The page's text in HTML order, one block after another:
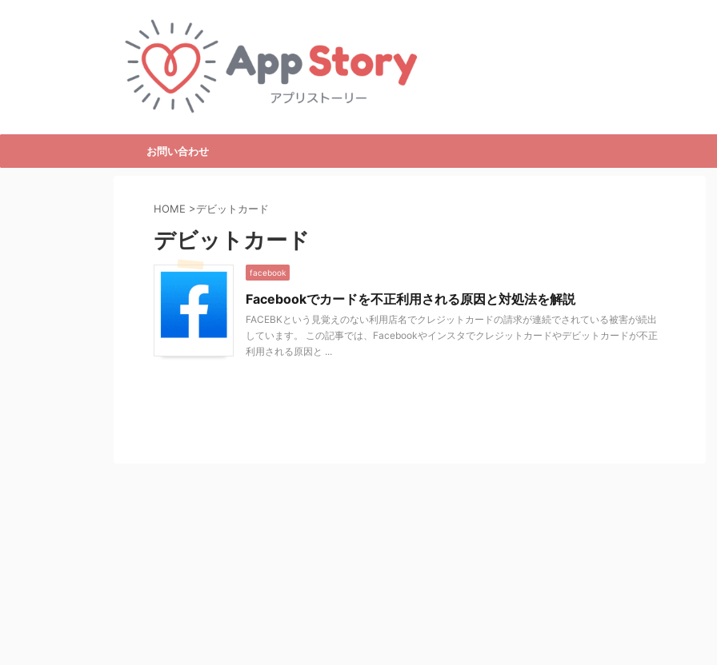
お問い合わせ
HOME >デビットカード
デビットカード
facebook
Facebookでカードを不正利用される原因と対処法を解説
FACEBKという見覚えのない利用店名でクレジットカードの請求が連続でされている被害が続出
しています。 この記事では、Facebookやインスタでクレジットカードやデビットカードが不正
利用される原因と ...